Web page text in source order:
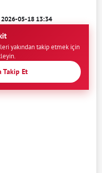
2026-05-18 13:34
yakından takip etmek için
Takip Et